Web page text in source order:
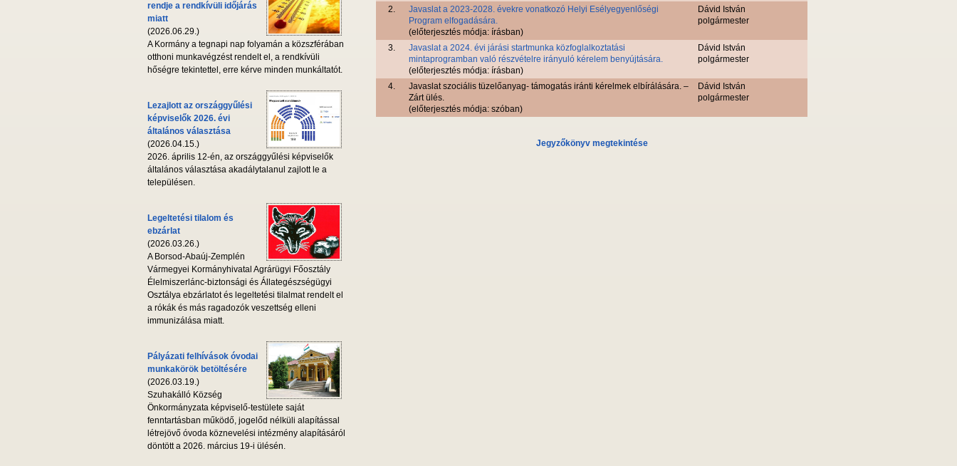
rendje a rendkívüli időjárás
miatt
(2026.06.29.)
A Kormány a tegnapi nap folyamán a közszférában
otthoni munkavégzést rendelt el, a rendkívüli
hőségre tekintettel, erre kérve minden munkáltatót.
Lezajlott az országgyűlési
képviselők 2026. évi
általános választása
(2026.04.15.)
2026. április 12-én, az országgyűlési képviselők
általános választása akadálytalanul zajlott le a
településen.
Legeltetési tilalom és
ebzárlat
(2026.03.26.)
A Borsod-Abaúj-Zemplén
Vármegyei Kormányhivatal Agrárügyi Főosztály
Élelmiszerlánc-biztonsági és Állategészségügyi
Osztálya ebzárlatot és legeltetési tilalmat rendelt el
a rókák és más ragadozók veszettség elleni
immunizálása miatt.
Pályázati felhívások óvodai
munkakörök betöltésére
(2026.03.19.)
Szuhakálló Község
Önkormányzata képviselő-testülete saját
fenntartásban működő, jogelőd nélküli alapítással
létrejövő óvoda köznevelési intézmény alapításáról
döntött a 2026. március 19-i ülésén.
2.
Javaslat a 2023-2028. évekre vonatkozó Helyi Esélyegyenlőségi
Program elfogadására.
(előterjesztés módja: írásban)
Dávid István
polgármester
3.
Javaslat a 2024. évi járási startmunka közfoglalkoztatási
mintaprogramban való részvételre irányuló kérelem benyújtására.
(előterjesztés módja: írásban)
Dávid István
polgármester
4.
Javaslat szociális tüzelőanyag- támogatás iránti kérelmek elbírálására. –
Zárt ülés.
(előterjesztés módja: szóban)
Dávid István
polgármester
Jegyzőkönyv megtekintése